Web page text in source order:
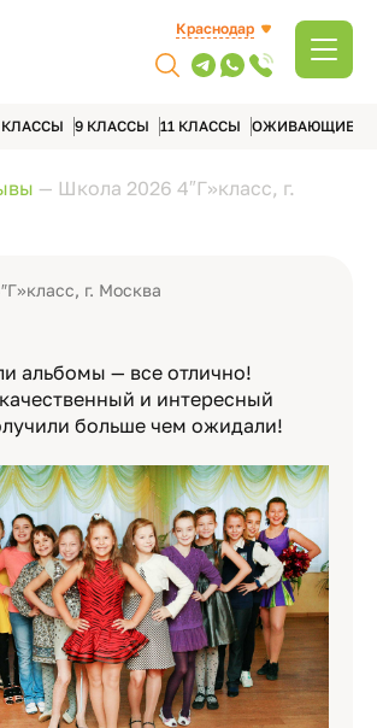
Краснодар
КЛАССЫ 9 КЛАССЫ 11 КЛАССЫ ОЖИВАЮЩИЕ
— Школа 2026 4″Г»класс, г.
г. Москва
альбомы — все отлично!
и интересный
больше чем ожидали!